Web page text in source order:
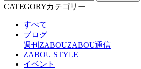
CATEGORYカテゴリー
すべて
ブログ
週刊ZABOUZABOU通信
ZABOU STYLE
イベント